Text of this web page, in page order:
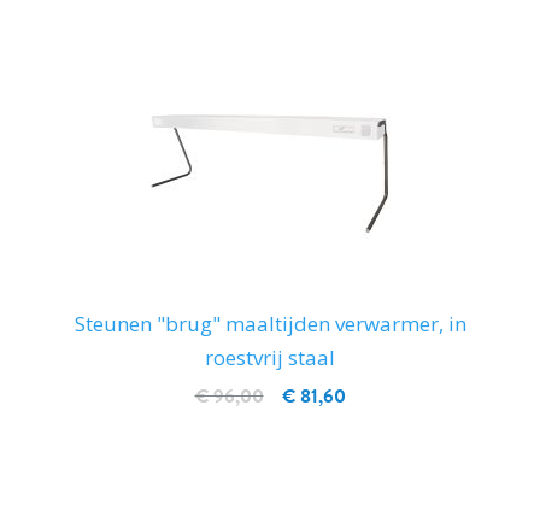
Steunen "brug" maaltijden verwarmer, in
roestvrij staal
€ 81,60
€ 96,00